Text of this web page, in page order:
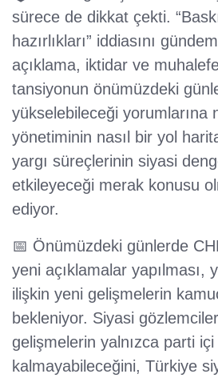
sürece de dikkat çekti.
hazırlıkları” iddiasını
açıklama, iktidar ve
tansiyonun önümüzdeki
yükselebileceği yorumlarına
yönetiminin nasıl bir yol
yargı süreçlerinin siyasi
etkileyeceği merak konusu
ediyor.
📅 Önümüzdeki günlerde
yeni açıklamalar yapılması,
ilişkin yeni gelişmelerin
bekleniyor. Siyasi
gelişmelerin yalnızca parti
kalmayabileceğini, Türkiye